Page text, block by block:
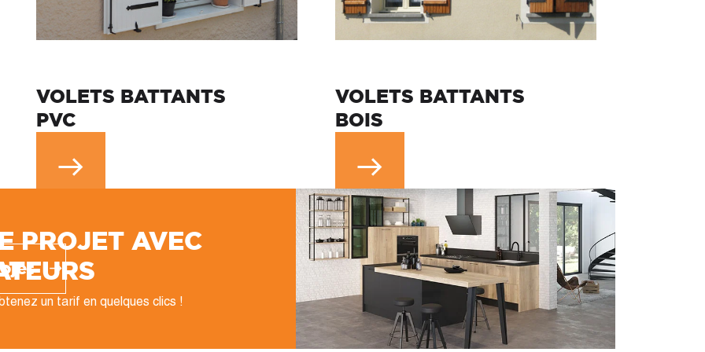
VOLETS BATTANTS
PVC
VOLETS BATTANTS
BOIS
PROJET AVEC
un tarif en quelques clics !